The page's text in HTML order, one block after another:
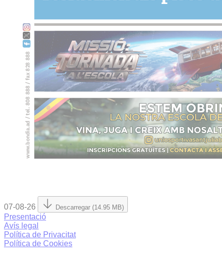
07-08-26 Descarregar (14.95 MB)
Presentació
Avís legal
Política de Privacitat
Política de Cookies